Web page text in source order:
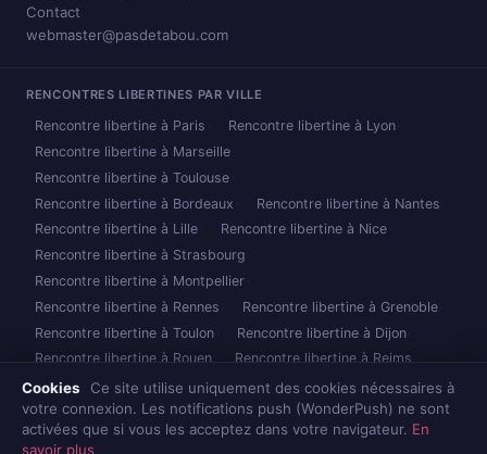
Contact
webmaster@pasdetabou.com
RENCONTRES LIBERTINES PAR VILLE
Rencontre libertine à Paris
Rencontre libertine à Lyon
Rencontre libertine à Marseille
Rencontre libertine à Toulouse
Rencontre libertine à Bordeaux
Rencontre libertine à Nantes
Rencontre libertine à Lille
Rencontre libertine à Nice
Rencontre libertine à Strasbourg
Rencontre libertine à Montpellier
Rencontre libertine à Rennes
Rencontre libertine à Grenoble
Rencontre libertine à Toulon
Rencontre libertine à Dijon
Rencontre libertine à Rouen
Rencontre libertine à Reims
Rencontre libertine à Caen
Rencontre libertine à Nancy
Rencontre libertine à Metz
Rencontre libertine à Brest
Toutes les villes →
Cookies
Ce site utilise uniquement des cookies nécessaires à
votre connexion. Les notifications push (WonderPush) ne sont
activées que si vous les acceptez dans votre navigateur. En
savoir plus